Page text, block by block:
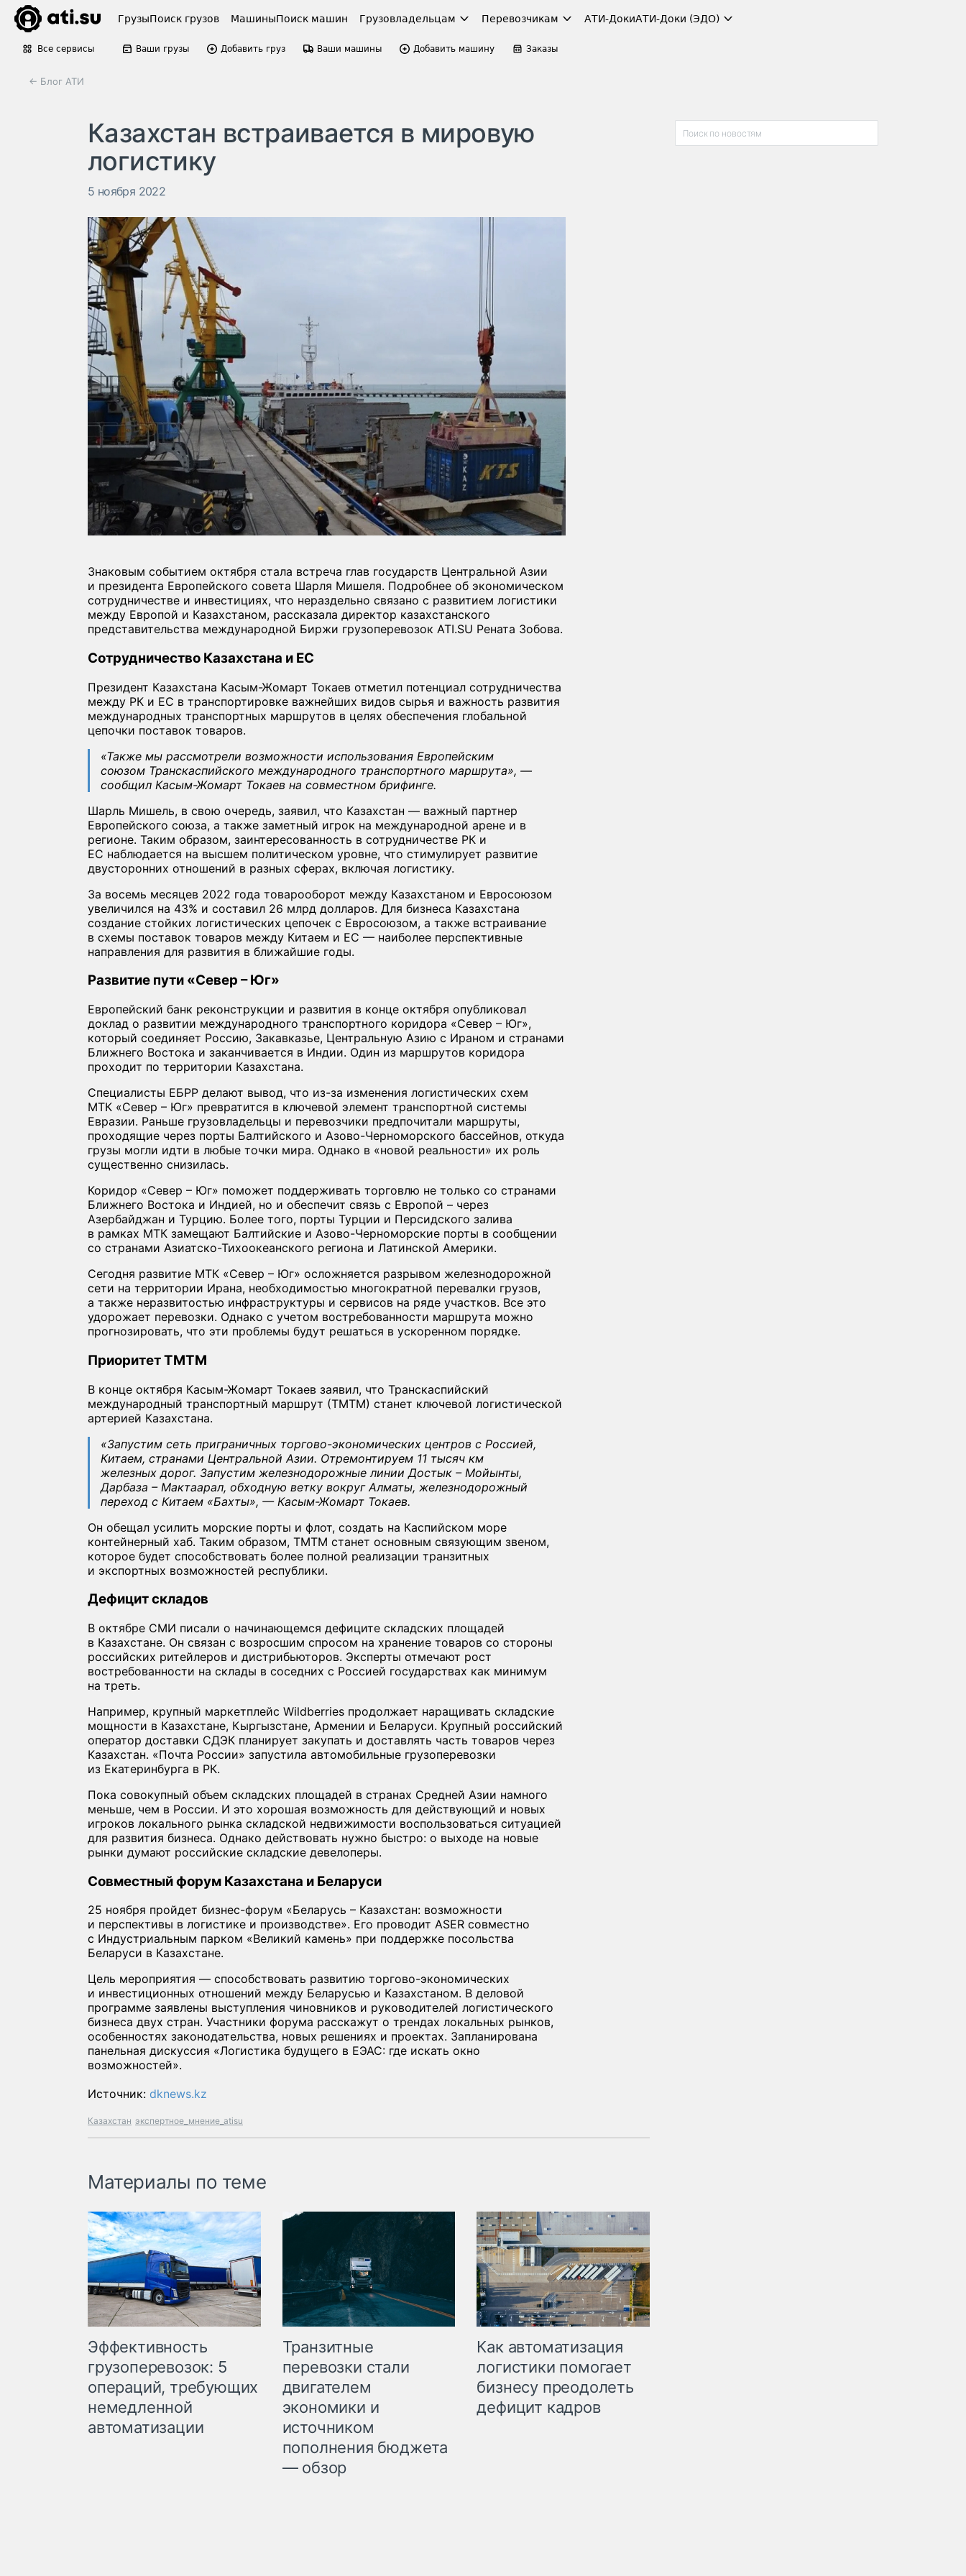
ГрузыПоиск грузов МашиныПоиск машин Грузовладельцам Перевозчикам АТИ-ДокиАТИ-Доки (ЭДО)
Все сервисы Ваши грузы Добавить груз Ваши машины Добавить машину Заказы
← Блог АТИ
Казахстан встраивается в мировую
логистику
5 ноября 2022
Знаковым событием октября стала встреча глав государств Центральной Азии
и президента Европейского совета Шарля Мишеля. Подробнее об экономическом
сотрудничестве и инвестициях, что нераздельно связано с развитием логистики
между Европой и Казахстаном, рассказала директор казахстанского
представительства международной Биржи грузоперевозок ATI.SU Рената Зобова.
Сотрудничество Казахстана и ЕС
Президент Казахстана Касым-Жомарт Токаев отметил потенциал сотрудничества
между РК и ЕС в транспортировке важнейших видов сырья и важность развития
международных транспортных маршрутов в целях обеспечения глобальной
цепочки поставок товаров.
«Также мы рассмотрели возможности использования Европейским
союзом Транскаспийского международного транспортного маршрута», —
сообщил Касым-Жомарт Токаев на совместном брифинге.
Шарль Мишель, в свою очередь, заявил, что Казахстан — важный партнер
Европейского союза, а также заметный игрок на международной арене и в
регионе. Таким образом, заинтересованность в сотрудничестве РК и
ЕС наблюдается на высшем политическом уровне, что стимулирует развитие
двусторонних отношений в разных сферах, включая логистику.
За восемь месяцев 2022 года товарооборот между Казахстаном и Евросоюзом
увеличился на 43% и составил 26 млрд долларов. Для бизнеса Казахстана
создание стойких логистических цепочек с Евросоюзом, а также встраивание
в схемы поставок товаров между Китаем и ЕС — наиболее перспективные
направления для развития в ближайшие годы.
Развитие пути «Север – Юг»
Европейский банк реконструкции и развития в конце октября опубликовал
доклад о развитии международного транспортного коридора «Север – Юг»,
который соединяет Россию, Закавказье, Центральную Азию с Ираном и странами
Ближнего Востока и заканчивается в Индии. Один из маршрутов коридора
проходит по территории Казахстана.
Специалисты ЕБРР делают вывод, что из-за изменения логистических схем
МТК «Север – Юг» превратится в ключевой элемент транспортной системы
Евразии. Раньше грузовладельцы и перевозчики предпочитали маршруты,
проходящие через порты Балтийского и Азово-Черноморского бассейнов, откуда
грузы могли идти в любые точки мира. Однако в «новой реальности» их роль
существенно снизилась.
Коридор «Север – Юг» поможет поддерживать торговлю не только со странами
Ближнего Востока и Индией, но и обеспечит связь с Европой – через
Азербайджан и Турцию. Более того, порты Турции и Персидского залива
в рамках МТК замещают Балтийские и Азово-Черноморские порты в сообщении
со странами Азиатско-Тихоокеанского региона и Латинской Америки.
Сегодня развитие МТК «Север – Юг» осложняется разрывом железнодорожной
сети на территории Ирана, необходимостью многократной перевалки грузов,
а также неразвитостью инфраструктуры и сервисов на ряде участков. Все это
удорожает перевозки. Однако с учетом востребованности маршрута можно
прогнозировать, что эти проблемы будут решаться в ускоренном порядке.
Приоритет ТМТМ
В конце октября Касым-Жомарт Токаев заявил, что Транскаспийский
международный транспортный маршрут (ТМТМ) станет ключевой логистической
артерией Казахстана.
«Запустим сеть приграничных торгово-экономических центров с Россией,
Китаем, странами Центральной Азии. Отремонтируем 11 тысяч км
железных дорог. Запустим железнодорожные линии Достык – Мойынты,
Дарбаза – Мактаарал, обходную ветку вокруг Алматы, железнодорожный
переход с Китаем «Бахты», — Касым-Жомарт Токаев.
Он обещал усилить морские порты и флот, создать на Каспийском море
контейнерный хаб. Таким образом, ТМТМ станет основным связующим звеном,
которое будет способствовать более полной реализации транзитных
и экспортных возможностей республики.
Дефицит складов
В октябре СМИ писали о начинающемся дефиците складских площадей
в Казахстане. Он связан с возросшим спросом на хранение товаров со стороны
российских ритейлеров и дистрибьюторов. Эксперты отмечают рост
востребованности на склады в соседних с Россией государствах как минимум
на треть.
Например, крупный маркетплейс Wildberries продолжает наращивать складские
мощности в Казахстане, Кыргызстане, Армении и Беларуси. Крупный российский
оператор доставки СДЭК планирует закупать и доставлять часть товаров через
Казахстан. «Почта России» запустила автомобильные грузоперевозки
из Екатеринбурга в РК.
Пока совокупный объем складских площадей в странах Средней Азии намного
меньше, чем в России. И это хорошая возможность для действующий и новых
игроков локального рынка складской недвижимости воспользоваться ситуацией
для развития бизнеса. Однако действовать нужно быстро: о выходе на новые
рынки думают российские складские девелоперы.
Совместный форум Казахстана и Беларуси
25 ноября пройдет бизнес-форум «Беларусь – Казахстан: возможности
и перспективы в логистике и производстве». Его проводит ASER совместно
с Индустриальным парком «Великий камень» при поддержке посольства
Беларуси в Казахстане.
Цель мероприятия — способствовать развитию торгово-экономических
и инвестиционных отношений между Беларусью и Казахстаном. В деловой
программе заявлены выступления чиновников и руководителей логистического
бизнеса двух стран. Участники форума расскажут о трендах локальных рынков,
особенностях законодательства, новых решениях и проектах. Запланирована
панельная дискуссия «Логистика будущего в ЕЭАС: где искать окно
возможностей».
Источник: dknews.kz
Казахстан экспертное_мнение_atisu
Материалы по теме
Эффективность
грузоперевозок: 5
операций, требующих
немедленной
автоматизации
Транзитные
перевозки стали
двигателем
экономики и
источником
пополнения бюджета
— обзор
Как автоматизация
логистики помогает
бизнесу преодолеть
дефицит кадров